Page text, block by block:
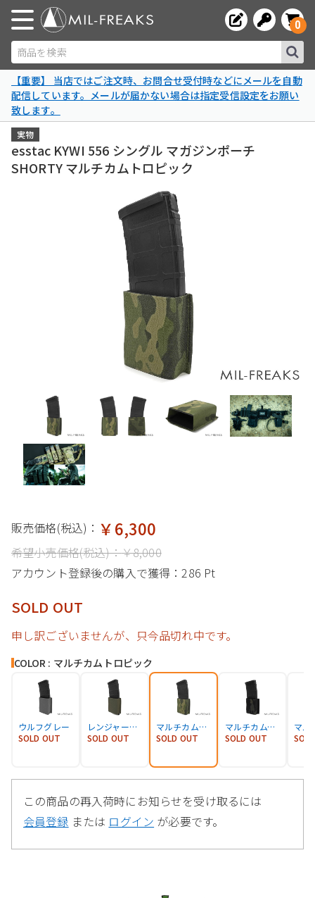
商品を検索
0
【重要】 当店ではご注文時、お問合せ受付時などにメールを自動
配信しています。メールが届かない場合は指定受信設定をお願い
致します。
実物
esstac KYWI 556 シングル マガジンポーチ
SHORTY マルチカムトロピック
販売価格(税込)： ￥6,300
希望小売価格(税込)：￥8,000
アカウント登録後の購入で獲得：286 Pt
SOLD OUT
申し訳ございませんが、只今品切れ中です。
COLOR : マルチカムトロピック
ウルフグレー
SOLD OUT
レンジャーグリーン
SOLD OUT
マルチカムトロピック
SOLD OUT
マルチカムブラック
SOLD OUT
マル
この商品の再入荷時にお知らせを受け取るには
会員登録 または ログイン が必要です。